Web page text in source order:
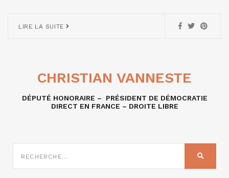
LIRE LA SUITE
CHRISTIAN VANNESTE
DÉPUTÉ HONORAIRE – PRÉSIDENT DE DÉMOCRATIE
DIRECT EN FRANCE – DROITE LIBRE
RECHERCHE
SUR